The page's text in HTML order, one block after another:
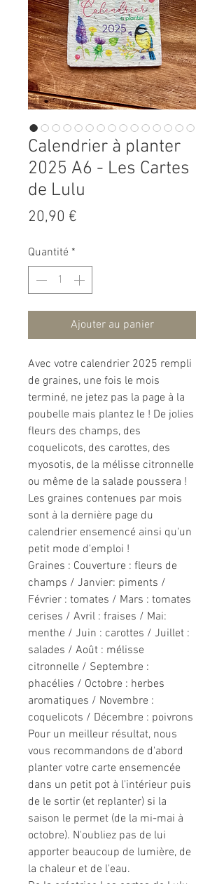
Calendrier à planter
2025 A6 - Les Cartes
de Lulu
20,90 €
Quantité *
Ajouter au panier
Avec votre calendrier 2025 rempli
de graines, une fois le mois
terminé, ne jetez pas la page à la
poubelle mais plantez le ! De jolies
fleurs des champs, des
coquelicots, des carottes, des
myosotis, de la mélisse citronnelle
ou même de la salade poussera !
Les graines contenues par mois
sont à la dernière page du
calendrier ensemencé ainsi qu'un
petit mode d'emploi !
Graines : Couverture : fleurs de
champs / Janvier: piments /
Février : tomates / Mars : tomates
cerises / Avril : fraises / Mai:
menthe / Juin : carottes / Juillet :
salades / Août : mélisse
citronnelle / Septembre :
phacélies / Octobre : herbes
aromatiques / Novembre :
coquelicots / Décembre : poivrons
Pour un meilleur résultat, nous
vous recommandons de d'abord
planter votre carte ensemencée
dans un petit pot à l'intérieur puis
de le sortir (et replanter) si la
saison le permet (de la mi-mai à
octobre). N'oubliez pas de lui
apporter beaucoup de lumière, de
la chaleur et de l'eau.